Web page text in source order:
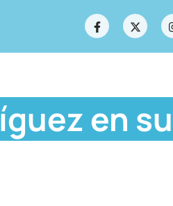
en su